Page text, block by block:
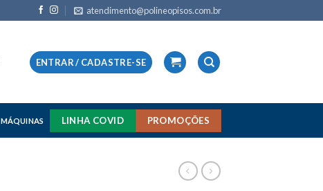
atendimento@polineopisos.com.br
ENTRAR / CADASTRE-SE
MÁQUINAS LINHA COVID PROMOÇÕES